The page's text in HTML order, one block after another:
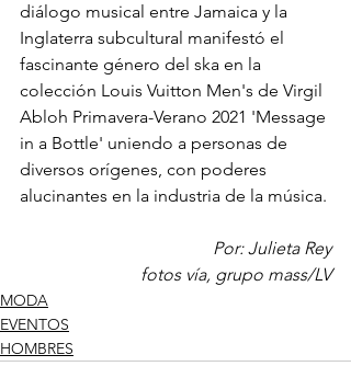
diálogo musical entre Jamaica y la
Inglaterra subcultural manifestó el
fascinante género del ska en la
colección Louis Vuitton Men's de Virgil
Abloh Primavera-Verano 2021 'Message
in a Bottle' uniendo a personas de
diversos orígenes, con poderes
alucinantes en la industria de la música.
Por: Julieta Rey
fotos vía, grupo mass/LV
MODA
EVENTOS
HOMBRES